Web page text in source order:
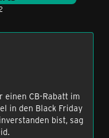
einen CB-Rabatt im
in den Black Friday
bist, sag